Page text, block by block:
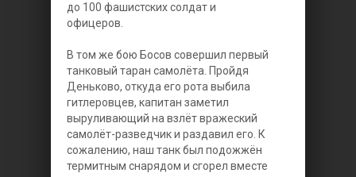
до 100 фашистских солдат и
офицеров.
В том же бою Босов совершил первый
танковый таран самолёта. Пройдя
Деньково, откуда его рота выбила
гитлеровцев, капитан заметил
выруливающий на взлёт вражеский
самолёт-разведчик и раздавил его. К
сожалению, наш танк был подожжён
термитным снарядом и сгорел вместе